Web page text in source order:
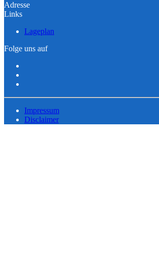
Adresse
Links
Lageplan
Folge uns auf
Impressum
Disclaimer